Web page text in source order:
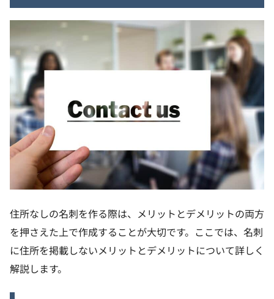
住所なしの名刺を作る際は、メリットとデメリットの両方
を押さえた上で作成することが大切です。ここでは、名刺
に住所を掲載しないメリットとデメリットについて詳しく
解説します。